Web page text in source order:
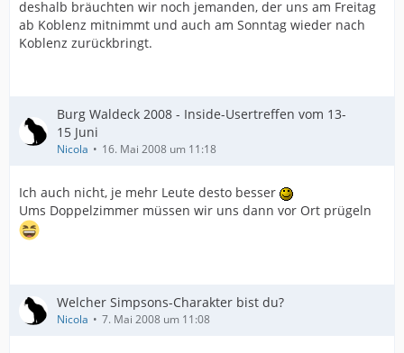
deshalb bräuchten wir noch jemanden, der uns am Freitag
ab Koblenz mitnimmt und auch am Sonntag wieder nach
Koblenz zurückbringt.
Burg Waldeck 2008 - Inside-Usertreffen vom 13-
15 Juni
Nicola 16. Mai 2008 um 11:18
Ich auch nicht, je mehr Leute desto besser
Ums Doppelzimmer müssen wir uns dann vor Ort prügeln
Welcher Simpsons-Charakter bist du?
Nicola 7. Mai 2008 um 11:08